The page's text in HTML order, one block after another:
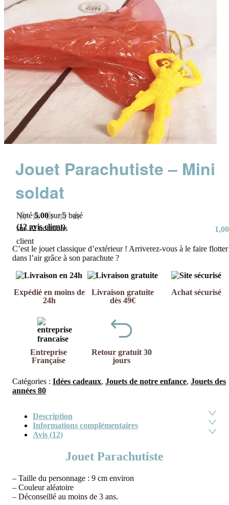
Jouet Parachutiste – Mini
soldat
Noté5.00 sur 5 basé
sur12notations
client
(12avis client) 1,00
C’est le jouet classique d’extérieur ! Arriverez-vous à le faire flotter
dans l’air grâce à son parachute ?
Expédié en moins de
24h
Livraison gratuite
dès 49€
Achat sécurisé
Entreprise
Française
Retour gratuit 30
jours
Catégories : Idées cadeaux, Jouets de notre enfance, Jouets des
années 80
Description
Informations complémentaires
Avis (12)
Jouet Parachutiste
– Taille du personnage : 9 cm environ
– Couleur aléatoire
– Déconseillé au moins de 3 ans.